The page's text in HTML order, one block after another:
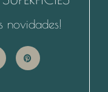
novidades!